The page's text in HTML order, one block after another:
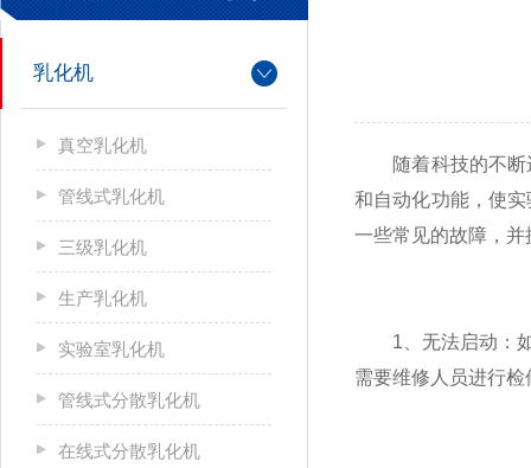
乳化机
真空乳化机
管线式乳化机
三级乳化机
生产乳化机
实验室乳化机
管线式分散乳化机
在线式分散乳化机
随着科技的不断进
和自动化功能，使
一些常见的故障，
1、无法启动：如
需要维修人员进行